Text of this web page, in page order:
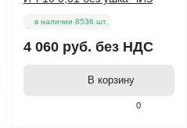
0
в наличии 8536 шт.
4 060 руб. без НДС
В корзину